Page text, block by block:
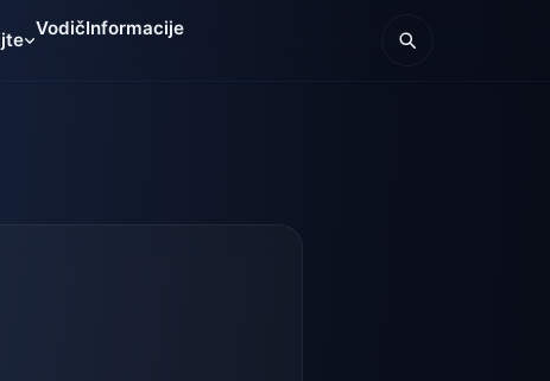
VodičInformacije